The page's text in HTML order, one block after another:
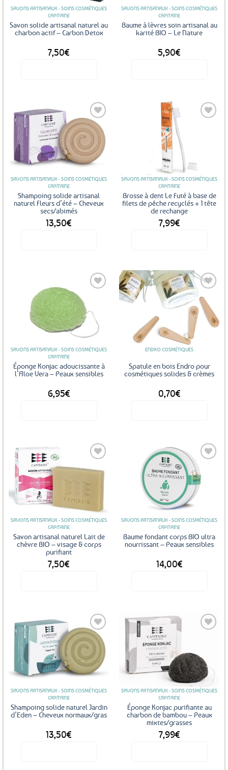
SAVONS ARTISANAUX - SOINS COSMÉTIQUES
CAPITAINE
Savon solide artisanal naturel au
charbon actif – Carbon Detox
7,50€
SAVONS ARTISANAUX - SOINS COSMÉTIQUES
CAPITAINE
Baume à lèvres soin artisanal au
karité BIO – Le Nature
5,90€
Ajouter
aux
favoris
SAVONS ARTISANAUX - SOINS COSMÉTIQUES
CAPITAINE
Shampoing solide artisanal
naturel Fleurs d’été – Cheveux
secs/abimés
13,50€
SAVONS ARTISANAUX - SOINS COSMÉTIQUES
CAPITAINE
Brosse à dent Le Futé à base de
filets de pêche recyclés + 1 tête
de rechange
7,99€
a
plusieurs
variations.
peuvent
Ajouter
aux
favoris
SAVONS ARTISANAUX - SOINS COSMÉTIQUES
CAPITAINE
Éponge Konjac adoucissante à
l’Aloe Vera – Peaux sensibles
6,95€
Ajouter
aux
favoris
ENDRO COSMÉTIQUES
Spatule en bois Endro pour
cosmétiques solides & crèmes
0,70€
Ajouter
favoris
SAVONS ARTISANAUX - SOINS COSMÉTIQUES
CAPITAINE
Savon artisanal naturel Lait de
chèvre BIO – visage & corps
purifiant
7,50€
Ajouter
SAVONS ARTISANAUX - SOINS COSMÉTIQUES
CAPITAINE
Baume fondant corps BIO ultra
nourrissant – Peaux sensibles
14,00€
Ajouter
aux
favoris
SAVONS ARTISANAUX - SOINS COSMÉTIQUES
CAPITAINE
Shampoing solide naturel Jardin
d’Eden – Cheveux normaux/gras
13,50€
Ajouter
aux
favoris
SAVONS ARTISANAUX - SOINS COSMÉTIQUES
CAPITAINE
Éponge Konjac purifiante au
charbon de bambou – Peaux
mixtes/grasses
7,99€